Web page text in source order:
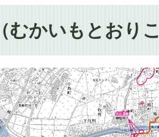
むかいもとおりこ